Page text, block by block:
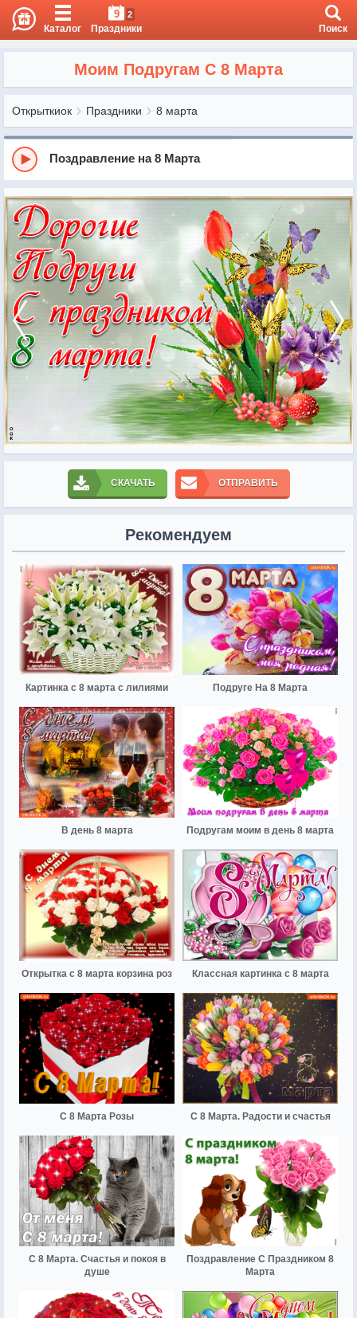
Каталог
9 2
Праздники Поиск
Моим Подругам С 8 Марта
Открыткиок Праздники 8 марта
Поздравление на 8 Марта
СКАЧАТЬ ОТПРАВИТЬ
Рекомендуем
Картинка с 8 марта с лилиями Подруге На 8 Марта
В день 8 марта Подругам моим в день 8 марта
Открытка с 8 марта корзина роз Классная картинка с 8 марта
С 8 Марта Розы С 8 Марта. Радости и счастья
С 8 Марта. Счастья и покоя в
душе
Поздравление С Праздником 8
Марта